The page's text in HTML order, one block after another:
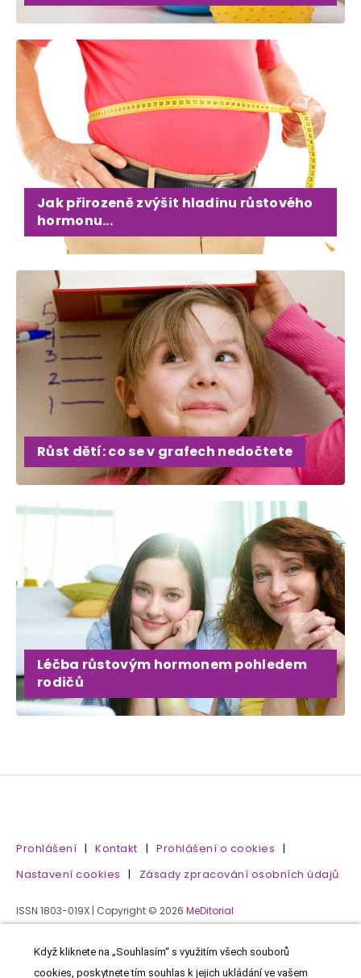
Jak přirozeně zvýšit hladinu růstového
hormonu...
Růst dětí: co se v grafech nedočtete
Léčba růstovým hormonem pohledem
rodičů
Prohlášení | Kontakt | Prohlášení o cookies |
Nastavení cookies | Zásady zpracování osobních údajů
ISSN 1803-019X | Copyright © 2026 MeDitorial
Když kliknete na „Souhlasím“ s využitím všech souborů
cookies, poskytnete tím souhlas k jejich ukládání ve vašem